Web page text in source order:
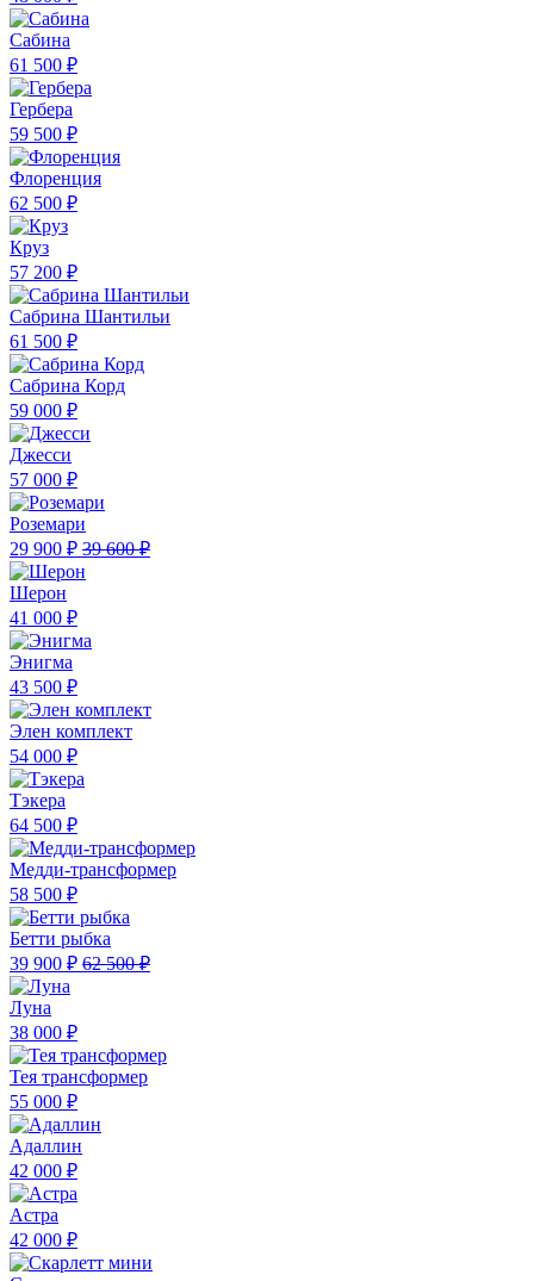
Сабина
61 500 ₽
Гербера
59 500 ₽
Флоренция
62 500 ₽
Круз
57 200 ₽
Сабрина Шантильи
61 500 ₽
Сабрина Корд
59 000 ₽
Джесси
57 000 ₽
Роземари
29 900 ₽ 39 600 ₽
Шерон
41 000 ₽
Энигма
43 500 ₽
Элен комплект
54 000 ₽
Тэкера
64 500 ₽
Медди-трансформер
58 500 ₽
Бетти рыбка
39 900 ₽ 62 500 ₽
Луна
38 000 ₽
Тея трансформер
55 000 ₽
Адаллин
42 000 ₽
Астра
42 000 ₽